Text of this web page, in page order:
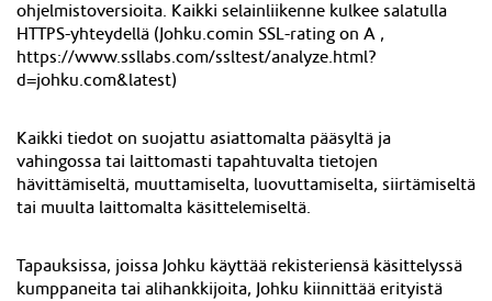
ohjelmistoversioita. Kaikki selainliikenne kulkee salatulla
HTTPS-yhteydellä (Johku.comin SSL-rating on A ,
https://www.ssllabs.com/ssltest/analyze.html?
d=johku.com&latest)
Kaikki tiedot on suojattu asiattomalta pääsyltä ja
vahingossa tai laittomasti tapahtuvalta tietojen
hävittämiseltä, muuttamiselta, luovuttamiselta, siirtämiseltä
tai muulta laittomalta käsittelemiseltä.
Tapauksissa, joissa Johku käyttää rekisteriensä käsittelyssä
kumppaneita tai alihankkijoita, Johku kiinnittää erityistä